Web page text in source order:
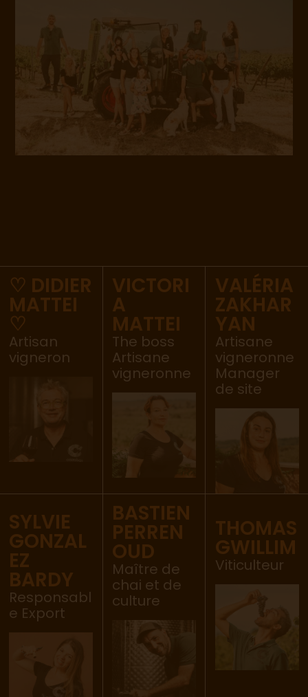
♡ DIDIER
MATTEI
♡
Artisan
vigneron
VICTORI
A
MATTEI
The boss
Artisane
vigneronne
VALÉRIA
ZAKHAR
YAN
Artisane
vigneronne
Manager
de site
SYLVIE
GONZAL
EZ
BARDY
Responsabl
e Export
BASTIEN
PERREN
OUD
Maître de
chai et de
culture
THOMAS
GWILLIM
Viticulteur